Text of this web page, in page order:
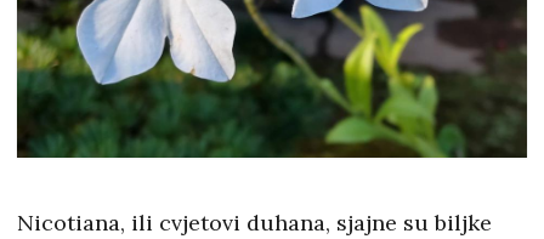
Nicotiana, ili cvjetovi duhana, sjajne su biljke